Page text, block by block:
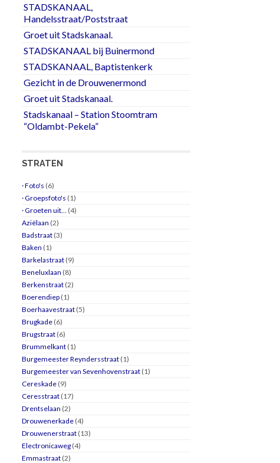
STADSKANAAL,
Handelsstraat/Poststraat
Groet uit Stadskanaal.
STADSKANAAL bij Buinermond
STADSKANAAL, Baptistenkerk
Gezicht in de Drouwenermond
Groet uit Stadskanaal.
Stadskanaal – Station Stoomtram
“Oldambt-Pekela”
STRATEN
· Foto's (6)
· Groepsfoto's (1)
· Groeten uit… (4)
Aziëlaan (2)
Badstraat (3)
Baken (1)
Barkelastraat (9)
Beneluxlaan (8)
Berkenstraat (2)
Boerendiep (1)
Boerhaavestraat (5)
Brugkade (6)
Brugstraat (6)
Brummelkant (1)
Burgemeester Reyndersstraat (1)
Burgemeester van Sevenhovenstraat (1)
Cereskade (9)
Ceresstraat (17)
Drentselaan (2)
Drouwenerkade (4)
Drouwenerstraat (13)
Electronicaweg (4)
Emmastraat (2)